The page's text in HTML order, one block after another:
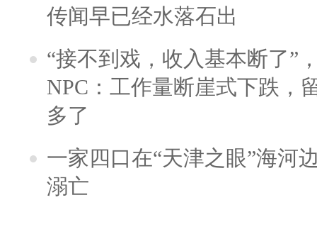
传闻早已经水落石出
“接不到戏，收入基本断了”
NPC：工作量断崖式下跌，
多了
一家四口在“天津之眼”海河
溺亡